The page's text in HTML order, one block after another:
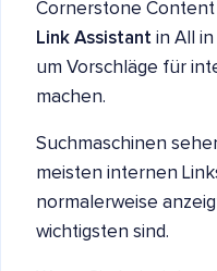
Cornerstone
Link Assistant in All
um Vorschläge für
machen.
Suchmaschinen
meisten internen
normalerweise
wichtigsten sind.